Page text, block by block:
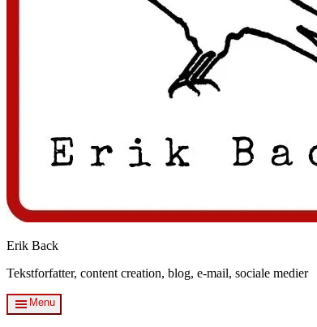
Erik Back
Tekstforfatter, content creation, blog, e-mail, sociale medier
Menu